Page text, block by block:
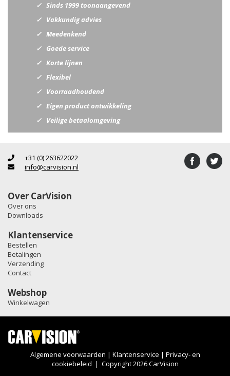
Sinds 1999 toonaangevend
Vakkundig advies
Meedenkend
Goede service
Korte lijnen
Flexibel
Voorraadhoudend
Eigen product ontwikkeling
Veilige betaalomgeving
+31 (0) 263622022
info@carvision.nl
Over CarVision
Over ons
Downloads
Klantenservice
Bestellen
Betalingen
Verzending
Contact
Webshop
Winkelwagen
Algemene voorwaarden | Klantenservice | Privacy- en
cookiebeleid | Copyright 2026 CarVision